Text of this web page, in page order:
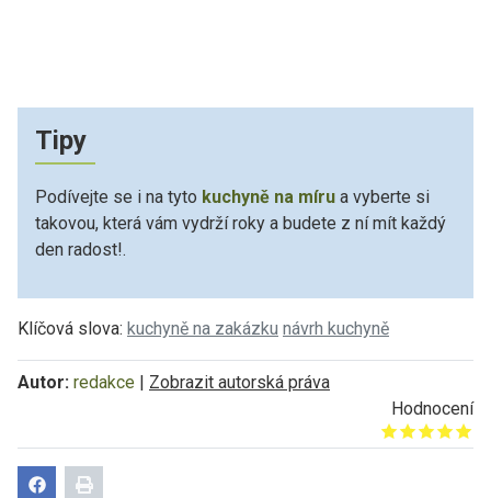
Tipy
Podívejte se i na tyto kuchyně na míru a vyberte si
takovou, která vám vydrží roky a budete z ní mít každý
den radost!.
Klíčová slova: kuchyně na zakázku návrh kuchyně
Autor: redakce | Zobrazit autorská práva
Hodnocení
Give it 1/5
Give it 2/5
Give it 3/5
Give it 4/5
Give it 5/5